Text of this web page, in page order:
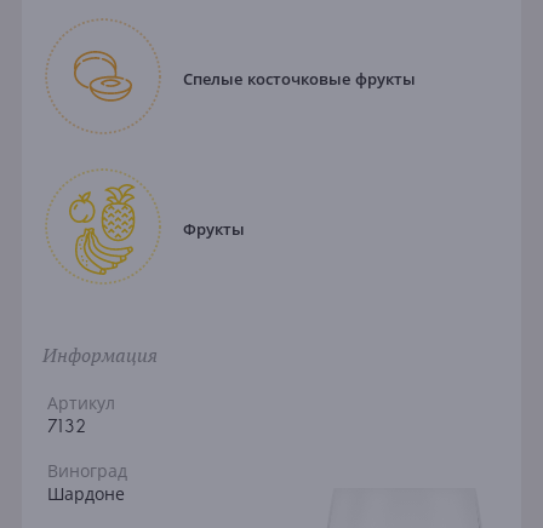
Спелые косточковые фрукты
Фрукты
Информация
Артикул
7132
Виноград
Шардоне